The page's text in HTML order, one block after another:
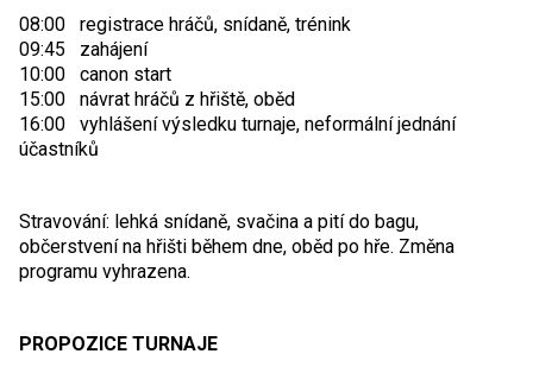
08:00 registrace hráčů, snídaně, trénink
09:45 zahájení
10:00 canon start
15:00 návrat hráčů z hřiště, oběd
16:00 vyhlášení výsledku turnaje, neformální jednání
účastníků
Stravování: lehká snídaně, svačina a pití do bagu,
občerstvení na hřišti během dne, oběd po hře. Změna
programu vyhrazena.
PROPOZICE TURNAJE